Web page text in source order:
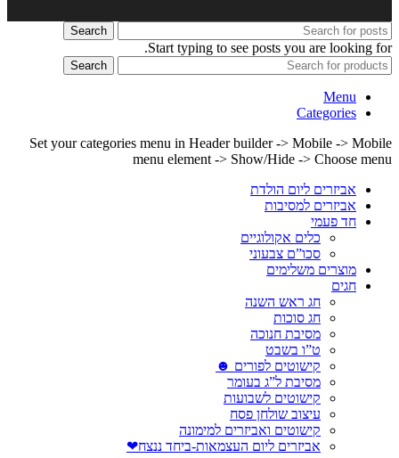
Search
Start typing to see posts you are looking for.
Search
Menu
Categories
Set your categories menu in Header builder -> Mobile -> Mobile
menu element -> Show/Hide -> Choose menu
אביזרים ליום הולדת
אביזרים למסיבות
חד פעמי
כלים אקולוגיים
סכו”ם צבעוני
מוצרים משלימים
חגים
חג ראש השנה
חג סוכות
מסיבת חנוכה
ט”ו בשבט
קישוטים לפורים ☻
מסיבת ל”ג בעומר
קישוטים לשבועות
עיצוב שולחן פסח
קישוטים ואביזרים למימונה
אביזרים ליום העצמאות-ביחד ננצח❤